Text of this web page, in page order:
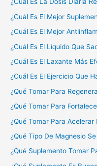
¿Cuál Es La Dosis Diaria
¿Cuál Es El Mejor
¿Cuál Es El Mejor
¿Cuál Es El Líquido Que
¿Cuál Es El Laxante Más
¿Cuál Es El Ejercicio Que
¿Qué Tomar Para
¿Qué Tomar Para
¿Qué Tomar Para
¿Qué Tipo De Magnesio
¿Qué Suplemento Tomar